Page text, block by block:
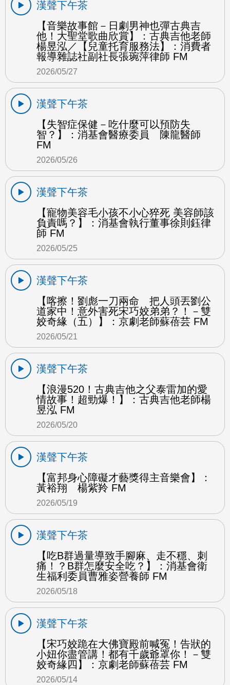
漢聲下午茶
【音樂故事館－日劇男神也彈古典吉
他！大聖堂歌曲欣賞】：古典吉他老師
楊昱泓／【兒童托育服務法】：消費者
報導雜誌社副社長張琬萍律師 FM
2026/05/27
漢聲下午茶
【失智症保健－吃什麼可以預防失
智？】：消基會醫療委員 陳龍醫師
FM
2026/05/26
漢聲下午茶
【寵物美容毛小孩不小心猝死 美容師該
負責嗎？】：消基會執行董事徐則鈺律
師 FM
2026/05/25
漢聲下午茶
【喀擦！劉彪一刀兩命 把人頭丟劉公
道家中！意外害死宋巧姣弟弟？！－雙
姣奇緣（五）】：京劇老師蘇蓓芸 FM
2026/05/21
漢聲下午茶
【浪漫520！古典吉他之父泰雷加的愛
情故事！超勁爆！】：古典吉他老師楊
昱泓 FM
2026/05/20
漢聲下午茶
【富邦身心障礙才藝獎得主音樂會】：
黃裕翔 楊紫羚 FM
2026/05/19
漢聲下午茶
【吃B群過量導致手腳麻、走不穩、刺
痛！？B群怎麼安全吃？】：消基會衛
生福利委員曹雅姿營養師 FM
2026/05/18
漢聲下午茶
【宋巧姣跪在大佛寶殿前喊冤！告狀的
小妞你盡管講！都有千歲爺罩你！－雙
姣奇緣四】：京劇老師蘇蓓芸 FM
2026/05/14